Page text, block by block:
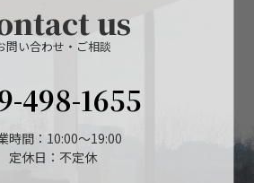
us
問い合わせ・ご相談
498-1655
時間：10:00～19:00
定休日：不定休